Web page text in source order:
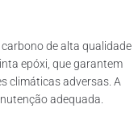
de alta qualidade
epóxi, que garantem
climáticas adversas. A
adequada.